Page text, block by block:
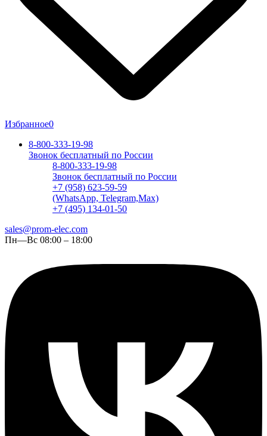
Избранное0
8-800-333-19-98
Звонок бесплатный по России
8-800-333-19-98
Звонок бесплатный по России
+7 (958) 623-59-59
(WhatsApp, Telegram,Max)
+7 (495) 134-01-50
sales@prom-elec.com
Пн—Вс 08:00 – 18:00